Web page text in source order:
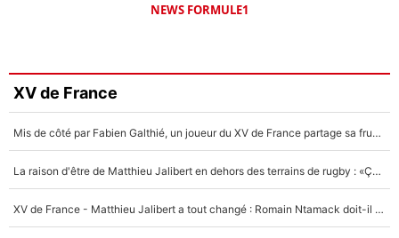
NEWS FORMULE1
XV de France
Mis de côté par Fabien Galthié, un joueur du XV de France partage sa frustration : «ils ne me l’ont pas dit tout de suite»
La raison d'être de Matthieu Jalibert en dehors des terrains de rugby : «Ça m'atteint autant que si tu touches à un membre de ma famille»
XV de France - Matthieu Jalibert a tout changé : Romain Ntamack doit-il s’inquiéter pour sa place à un an de la Coupe du monde ?